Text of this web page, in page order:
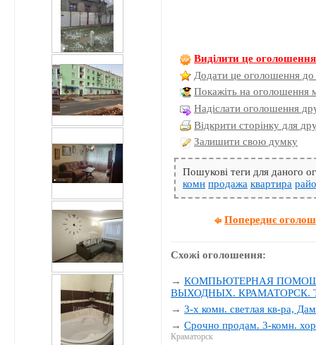
Виділити це оголошення
Додати це оголошення до
Покажіть на оголошення
Надіслати оголошення
Відкрити сторінку для
Залишити свою думку
Пошукові теги для даного
комн продажа квартира
Попереднє
Схожі оголошення:
→КОМПЬЮТЕРНАЯ
ВЫХОДНЫХ. КРАМАТОРСК.
→3-х комн. светлая кв-ра,
→Срочно продам. 3-комн.
Краматорск